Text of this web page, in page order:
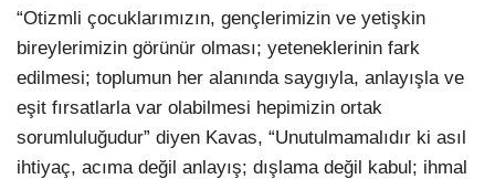
“Otizmli çocuklarımızın, gençlerimizin ve yetişkin
bireylerimizin görünür olması; yeteneklerinin fark
edilmesi; toplumun her alanında saygıyla, anlayışla ve
eşit fırsatlarla var olabilmesi hepimizin ortak
sorumluluğudur” diyen Kavas, “Unutulmamalıdır ki asıl
ihtiyaç, acıma değil anlayış; dışlama değil kabul; ihmal